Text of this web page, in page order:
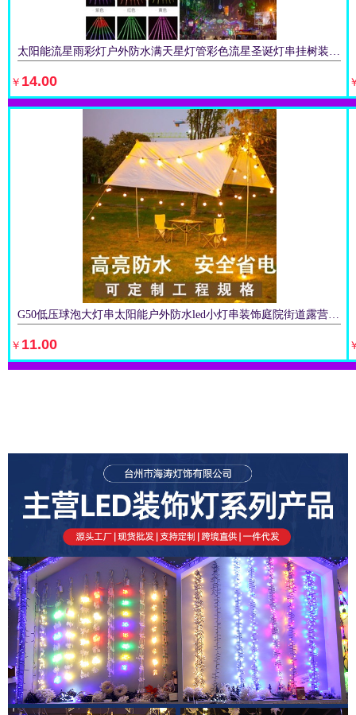
太阳能流星雨彩灯户外防水满天星灯管彩色流星圣诞灯串挂树装饰灯
￥ 14.00
G50低压球泡大灯串太阳能户外防水led小灯串装饰庭院街道露营节日
￥ 11.00